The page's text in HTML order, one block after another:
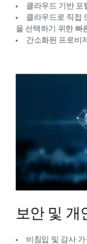
클라우드 기반 포
클라우드로 직접
을 선택하기 위한 빠
간소화된 프로비
보안 및 개
비침입 및 감사